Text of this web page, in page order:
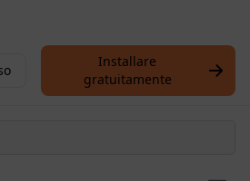
Installare
gratuitamente